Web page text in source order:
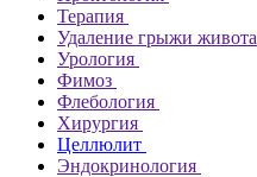
Терапия
Удаление грыжи живота
Урология
Фимоз
Флебология
Хирургия
Целлюлит
Эндокринология